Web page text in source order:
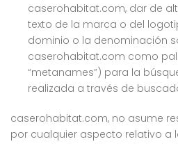
caserohabitat.com, dar de
texto de la marca o del
dominio o la denominación
caserohabitat.com como
“metanames”) para la
realizada a través de
caserohabitat.com, no asume
por cualquier aspecto relativo a